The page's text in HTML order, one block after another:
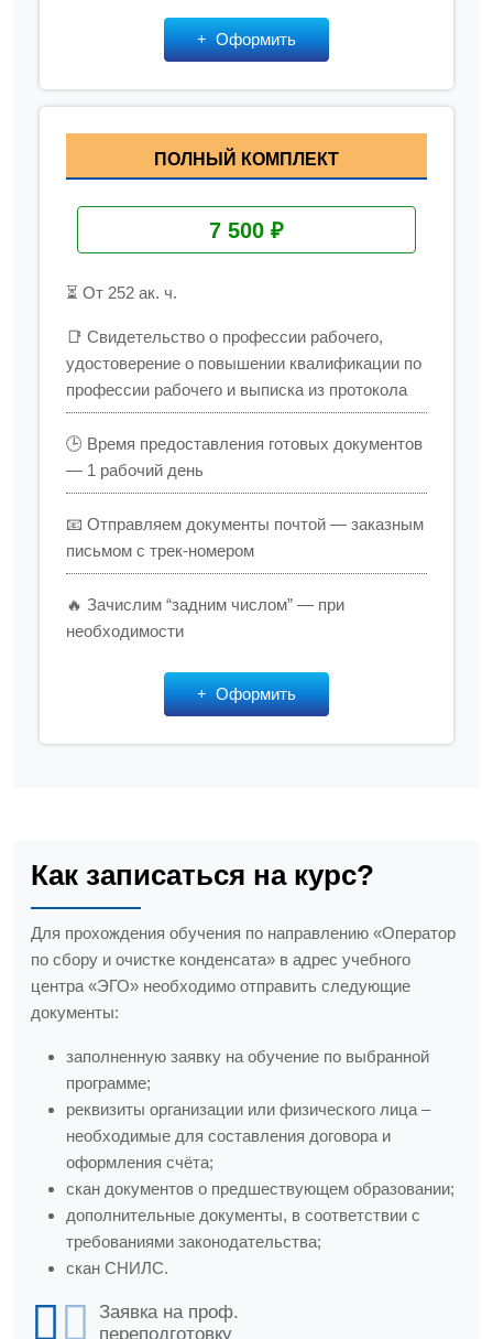
Оформить
ПОЛНЫЙ КОМПЛЕКТ
7 500 ₽
⏳ От 252 ак. ч.
📑 Свидетельство о профессии рабочего,
удостоверение о повышении квалификации по
профессии рабочего и выписка из протокола
🕒 Время предоставления готовых документов
— 1 рабочий день
📧 Отправляем документы почтой — заказным
письмом с трек-номером
🔥 Зачислим “задним числом” — при
необходимости
Оформить
Как записаться на курс?
Для прохождения обучения по направлению «Оператор
по сбору и очистке конденсата» в адрес учебного
центра «ЭГО» необходимо отправить следующие
документы:
заполненную заявку на обучение по выбранной
программе;
реквизиты организации или физического лица –
необходимые для составления договора и
оформления счёта;
скан документов о предшествующем образовании;
дополнительные документы, в соответствии с
требованиями законодательства;
скан СНИЛС.
Заявка на проф.
переподготовку